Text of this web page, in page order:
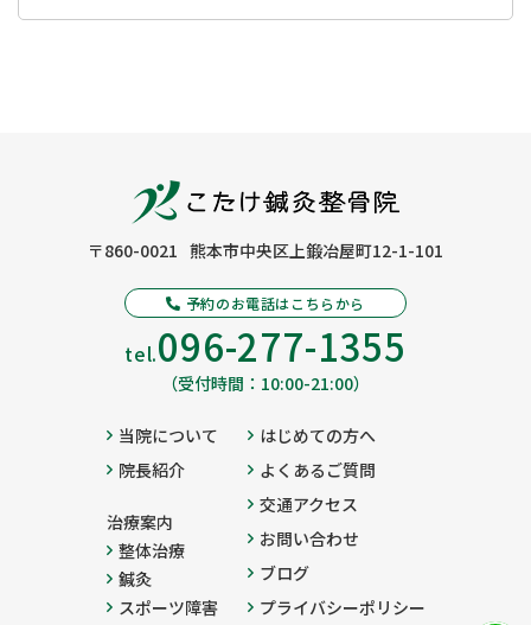
〒860-0021 熊本市中央区上鍛冶屋町12-1-101
予約のお電話はこちらから
tel.096-277-1355
（受付時間：10:00-21:00）
当院について
院長紹介
治療案内
整体治療
鍼灸
スポーツ障害
はじめての方へ
よくあるご質問
交通アクセス
お問い合わせ
ブログ
プライバシーポリシー